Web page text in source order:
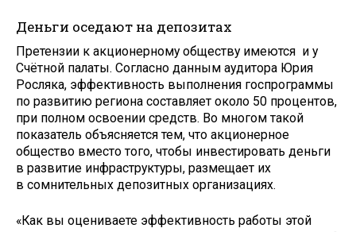
Деньги оседают на депозитах
Претензии к акционерному обществу имеются и у
Счётной палаты. Согласно данным аудитора Юрия
Росляка, эффективность выполнения госпрограммы
по развитию региона составляет около 50 процентов,
при полном освоении средств. Во многом такой
показатель объясняется тем, что акционерное
общество вместо того, чтобы инвестировать деньги
в развитие инфраструктуры, размещает их
в сомнительных депозитных организациях.
«Как вы оцениваете эффективность работы этой